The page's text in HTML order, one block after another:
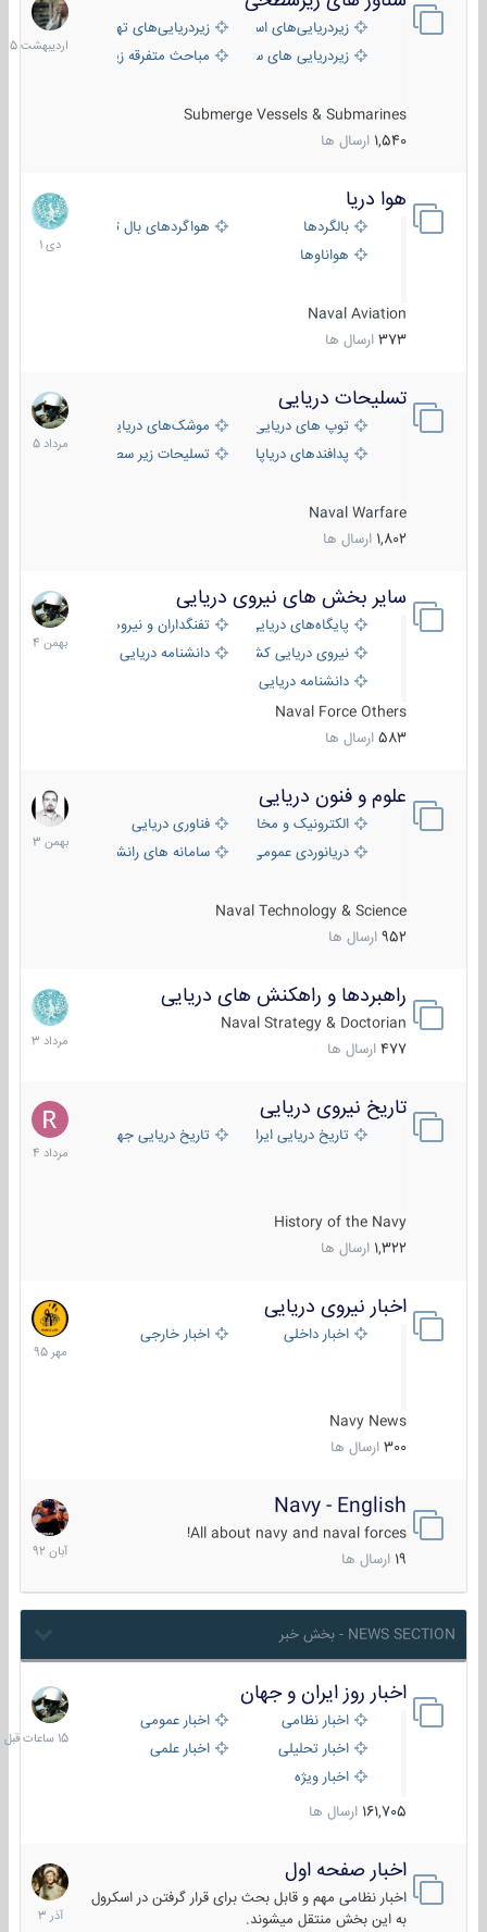
زیردریایی‌های استراتژیکزیردریایی‌های تهاجمی
زیردریایی های سبک
مباحث متفرقه زیرسطحی
Submerge Vessels & Submarines
1,540 ارسال ها
1405
هوا دریا
بالگردها
هواگردهای بال ثابت
هواناوها
Naval Aviation
373 ارسال ها
12
دی
1401
تسلیحات دریایی
توپ های دریایی
موشک‌های دریایی
پدافندهای دریاپایه
تسلیحات زیر سطحی
Naval Warfare
1,802 ارسال ها
2
مرداد
1405
سایر بخش های نیروی دریایی
پایگاه‌های دریایی
تفنگداران و نیروهای ویژه‌ی دریایی
نیروی دریایی کشورهای مختلفدانشنامه دریایی
دانشنامه دریایی کپی
Naval Force Others
583 ارسال ها
22
بهمن
1404
علوم و فنون دریایی
الکترونیک و مخابرات دریاییفناوری دریایی
دریانوردی عمومی
سامانه های رانشی دریایی
Naval Technology & Science
952 ارسال ها
6
بهمن
1403
راهبردها و راهکنش های دریایی
Naval Strategy & Doctorian
477 ارسال ها
2
مرداد
1403
تاریخ نیروی دریایی
تاریخ دریایی ایران تاریخ دریایی جهان
History of the Navy
1,322 ارسال ها
16
مرداد
1404
اخبار نیروی دریایی
اخبار داخلی اخبار خارجی
Navy News
300 ارسال ها
27
مهر
1395
Navy - English
All about navy and naval forces!
ارسال ها
22
آبان
1392
NEWS SECTION - بخش خبر
اخبار روز ایران و جهان
اخبار نظامی
اخبار عمومی
اخبار تحلیلی
اخبار علمی
اخبار ویژه
161,705 ارسال ها
15
ساعات
قبل
اخبار صفحه اول
اخبار نظامی مهم و قابل بحث برای قرار گرفتن در اسکرول
به این بخش منتقل میشوند.
7
آذر
1403